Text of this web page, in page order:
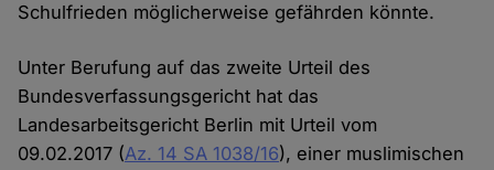
Schulfrieden möglicherweise gefährden könnte.
Unter Berufung auf das zweite Urteil des
Bundesverfassungsgericht hat das
Landesarbeitsgericht Berlin mit Urteil vom
09.02.2017 (Az. 14 SA 1038/16), einer muslimischen